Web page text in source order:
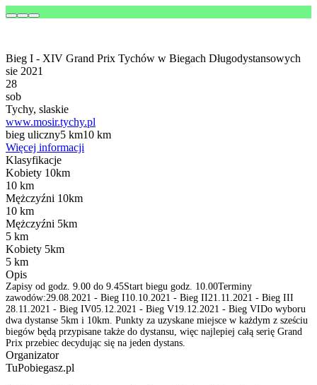
Bieg I - XIV Grand Prix Tychów w Biegach Długodystansowych
sie 2021
28
sob
Tychy, slaskie
www.mosir.tychy.pl
bieg uliczny5 km10 km
Więcej informacji
Klasyfikacje
Kobiety 10km
10 km
Mężczyźni 10km
10 km
Mężczyźni 5km
5 km
Kobiety 5km
5 km
Opis
Zapisy od godz. 9.00 do 9.45Start biegu godz. 10.00Terminy
zawodów:29.08.2021 - Bieg I10.10.2021 - Bieg II21.11.2021 - Bieg III
28.11.2021 - Bieg IV05.12.2021 - Bieg V19.12.2021 - Bieg VIDo wyboru
dwa dystanse 5km i 10km. Punkty za uzyskane miejsce w każdym z sześciu
biegów będą przypisane także do dystansu, więc najlepiej całą serię Grand
Prix przebiec decydując się na jeden dystans.
Organizator
TuPobiegasz.pl